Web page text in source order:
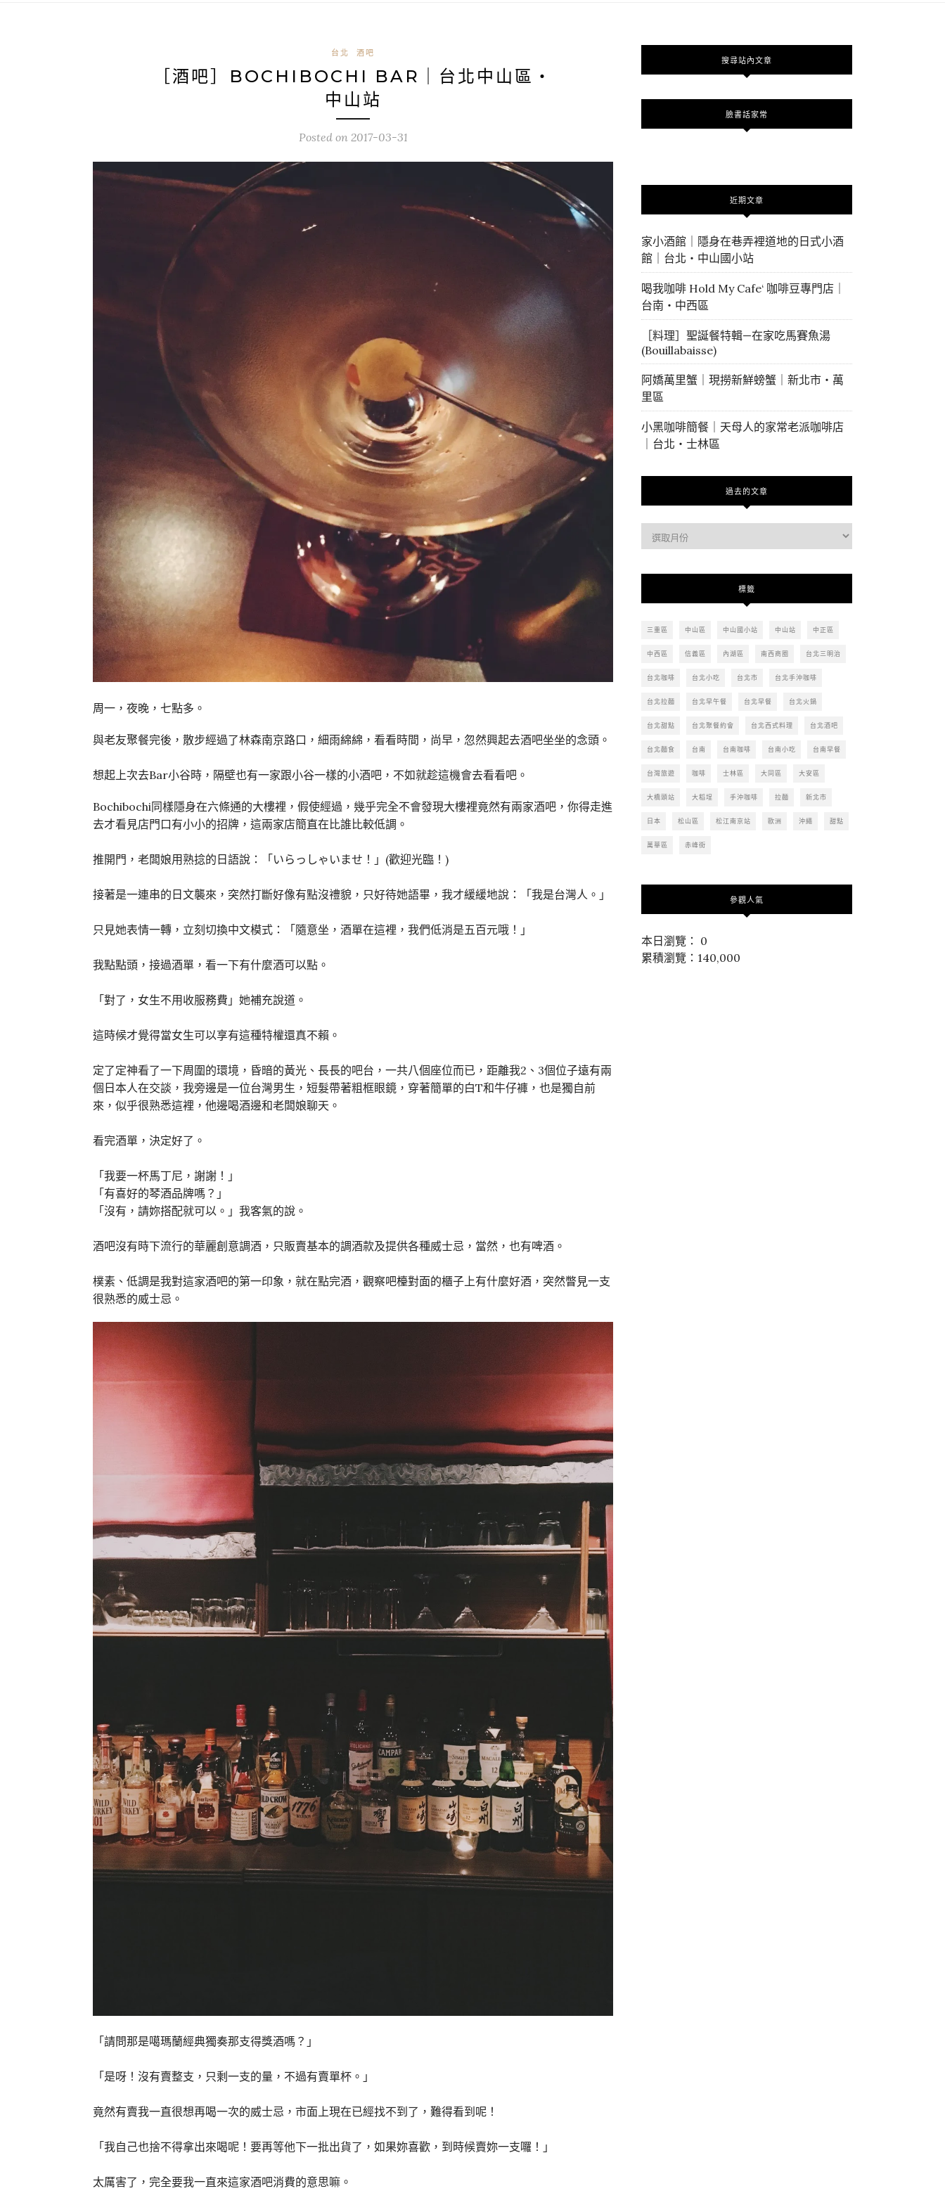
台北 酒吧
［酒吧］BOCHIBOCHI BAR｜台北中山區・
中山站
Posted on 2017-03-31
周一，夜晚，七點多。
與老友聚餐完後，散步經過了林森南京路口，細雨綿綿，看看時間，尚早，忽然興起去酒吧坐坐的念頭。
想起上次去Bar小谷時，隔壁也有一家跟小谷一樣的小酒吧，不如就趁這機會去看看吧。
Bochibochi同樣隱身在六條通的大樓裡，假使經過，幾乎完全不會發現大樓裡竟然有兩家酒吧，你得走進
去才看見店門口有小小的招牌，這兩家店簡直在比誰比較低調。
推開門，老闆娘用熟捻的日語說：「いらっしゃいませ！」(歡迎光臨！)
接著是一連串的日文襲來，突然打斷好像有點沒禮貌，只好待她語畢，我才緩緩地說：「我是台灣人。」
只見她表情一轉，立刻切換中文模式：「隨意坐，酒單在這裡，我們低消是五百元哦！」
我點點頭，接過酒單，看一下有什麼酒可以點。
「對了，女生不用收服務費」她補充說道。
這時候才覺得當女生可以享有這種特權還真不賴。
定了定神看了一下周圍的環境，昏暗的黃光、長長的吧台，一共八個座位而已，距離我2、3個位子遠有兩
個日本人在交談，我旁邊是一位台灣男生，短髮帶著粗框眼鏡，穿著簡單的白T和牛仔褲，也是獨自前
來，似乎很熟悉這裡，他邊喝酒邊和老闆娘聊天。
看完酒單，決定好了。
「我要一杯馬丁尼，謝謝！」
「有喜好的琴酒品牌嗎？」
「沒有，請妳搭配就可以。」我客氣的說。
酒吧沒有時下流行的華麗創意調酒，只販賣基本的調酒款及提供各種威士忌，當然，也有啤酒。
樸素、低調是我對這家酒吧的第一印象，就在點完酒，觀察吧檯對面的櫃子上有什麼好酒，突然瞥見一支
很熟悉的威士忌。
「請問那是噶瑪蘭經典獨奏那支得獎酒嗎？」
「是呀！沒有賣整支，只剩一支的量，不過有賣單杯。」
竟然有賣我一直很想再喝一次的威士忌，市面上現在已經找不到了，難得看到呢！
「我自己也捨不得拿出來喝呢！要再等他下一批出貨了，如果妳喜歡，到時候賣妳一支囉！」
太厲害了，完全要我一直來這家酒吧消費的意思嘛。
搜尋站內文章
臉書話家常
近期文章
家小酒館｜隱身在巷弄裡道地的日式小酒
館｜台北・中山國小站
喝我咖啡 Hold My Cafe‘ 咖啡豆專門店｜
台南・中西區
［料理］聖誕餐特輯—在家吃馬賽魚湯
(Bouillabaisse)
阿嬌萬里蟹｜現撈新鮮螃蟹｜新北市・萬
里區
小黑咖啡簡餐｜天母人的家常老派咖啡店
｜台北・士林區
過去的文章
去
標籤
三重區 中山區 中山國小站 中山站 中正區
中西區 信義區 內湖區 南西商圈 台北三明治
台北咖啡 台北小吃 台北市 台北手沖咖啡
台北拉麵 台北早午餐 台北早餐 台北火鍋
台北甜點 台北聚餐約會 台北西式料理 台北酒吧
台北麵食 台南 台南咖啡 台南小吃 台南早餐
台灣旅遊 咖啡 士林區 大同區 大安區
大橋頭站 大稻埕 手沖咖啡 拉麵 新北市
日本 松山區 松江南京站 歐洲 沖繩 甜點
萬華區 赤峰街
參觀人氣
本日瀏覽： 0
累積瀏覽：140,000